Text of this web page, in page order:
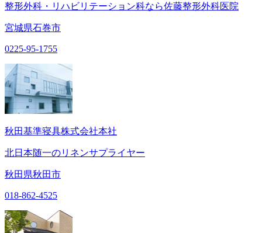
整形外科・リハビリテーション科なら佐藤整形外科医院
宮城県石巻市
0225-95-1755
秋田基準寝具株式会社本社
北日本随一のリネンサプライヤー
秋田県秋田市
018-862-4525